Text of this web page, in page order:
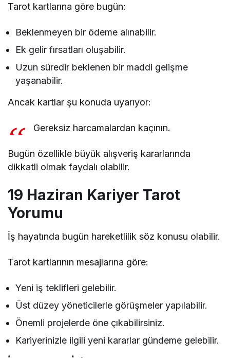
Tarot kartlarına göre bugün:
Beklenmeyen bir ödeme alınabilir.
Ek gelir fırsatları oluşabilir.
Uzun süredir beklenen bir maddi gelişme
yaşanabilir.
Ancak kartlar şu konuda uyarıyor:
Gereksiz harcamalardan kaçının.
Bugün özellikle büyük alışveriş kararlarında
dikkatli olmak faydalı olabilir.
19 Haziran Kariyer Tarot
Yorumu
İş hayatında bugün hareketlilik söz konusu olabilir.
Tarot kartlarının mesajlarına göre:
Yeni iş teklifleri gelebilir.
Üst düzey yöneticilerle görüşmeler yapılabilir.
Önemli projelerde öne çıkabilirsiniz.
Kariyerinizle ilgili yeni kararlar gündeme gelebilir.